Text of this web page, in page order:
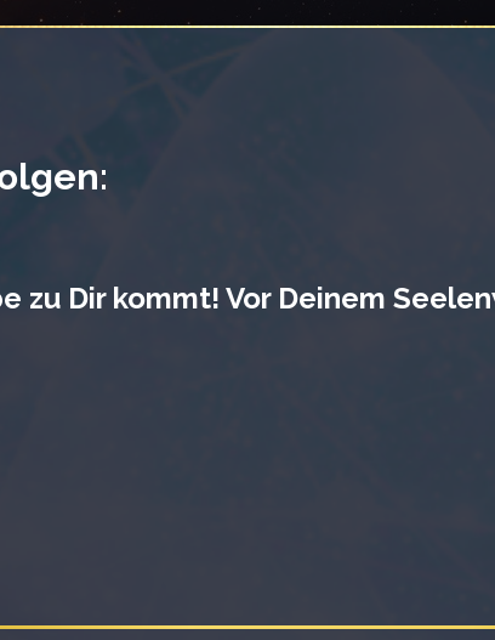
zu Dir kommt! Vor Deinem